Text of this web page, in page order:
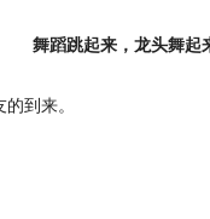
舞蹈跳起来，龙头舞起
到来。